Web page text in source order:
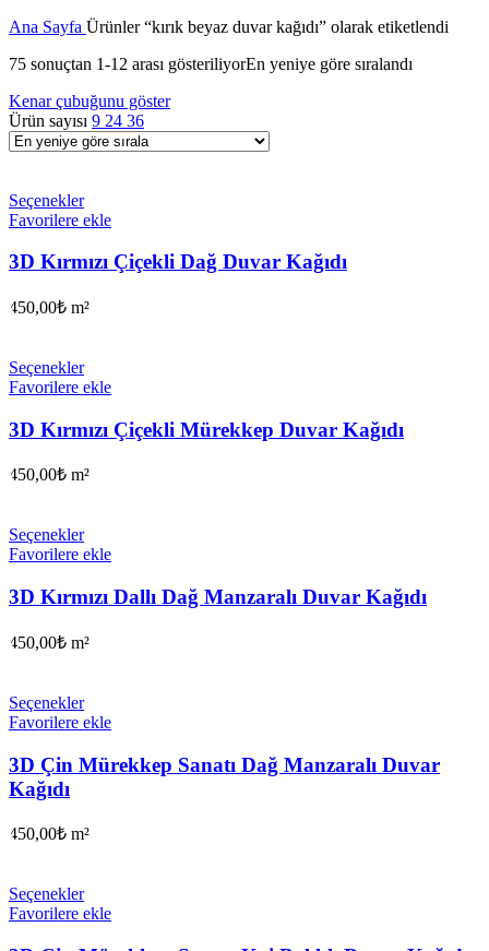
Ana Sayfa Ürünler “kırık beyaz duvar kağıdı” olarak etiketlendi
75 sonuçtan 1-12 arası gösteriliyorEn yeniye göre sıralandı
Kenar çubuğunu göster
Ürün sayısı 9 24 36
Seçenekler
Favorilere ekle
3D Kırmızı Çiçekli Dağ Duvar Kağıdı
450,00₺ m²
Seçenekler
Favorilere ekle
3D Kırmızı Çiçekli Mürekkep Duvar Kağıdı
450,00₺ m²
Seçenekler
Favorilere ekle
3D Kırmızı Dallı Dağ Manzaralı Duvar Kağıdı
450,00₺ m²
Seçenekler
Favorilere ekle
3D Çin Mürekkep Sanatı Dağ Manzaralı Duvar
Kağıdı
450,00₺ m²
Seçenekler
Favorilere ekle